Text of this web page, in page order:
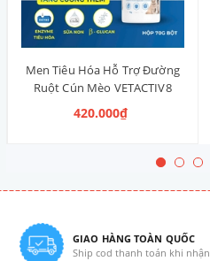
Men Tiêu Hóa Hỗ Trợ Đường
Ruột Cún Mèo VETACTIV8
Synbiotic Boost Úc 70g
420.000₫
GIAO HÀNG TOÀN QUỐC
Ship cod thanh toán khi